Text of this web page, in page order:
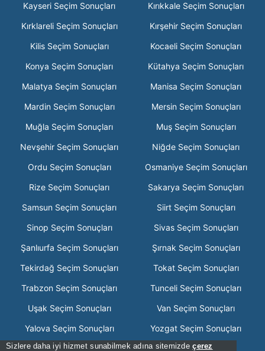
Sizlere daha iyi hizmet sunabilmek adına sitemizdeçerez
Kayseri Seçim Sonuçları
Kırıkkale Seçim Sonuçları
Kırklareli Seçim Sonuçları
Kırşehir Seçim Sonuçları
Kilis Seçim Sonuçları
Kocaeli Seçim Sonuçları
Konya Seçim Sonuçları
Kütahya Seçim Sonuçları
Malatya Seçim Sonuçları
Manisa Seçim Sonuçları
Mardin Seçim Sonuçları
Mersin Seçim Sonuçları
Muğla Seçim Sonuçları
Muş Seçim Sonuçları
Nevşehir Seçim Sonuçları
Niğde Seçim Sonuçları
Ordu Seçim Sonuçları
Osmaniye Seçim Sonuçları
Rize Seçim Sonuçları
Sakarya Seçim Sonuçları
Samsun Seçim Sonuçları
Siirt Seçim Sonuçları
Sinop Seçim Sonuçları
Sivas Seçim Sonuçları
Şanlıurfa Seçim Sonuçları
Şırnak Seçim Sonuçları
Tekirdağ Seçim Sonuçları
Tokat Seçim Sonuçları
Trabzon Seçim Sonuçları
Tunceli Seçim Sonuçları
Uşak Seçim Sonuçları
Van Seçim Sonuçları
Yalova Seçim Sonuçları
Yozgat Seçim Sonuçları
Zonguldak Seçim Sonuçları